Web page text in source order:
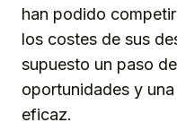
han podido
los costes de sus
supuesto un paso
oportunidades y
eficaz.